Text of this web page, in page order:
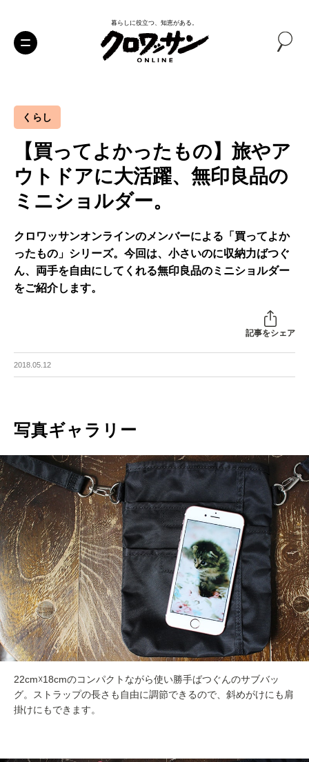
暮らしに役立つ、知恵がある。
くらし
【買ってよかったもの】旅やア
ウトドアに大活躍、無印良品の
ミニショルダー。
クロワッサンオンラインのメンバーによる「買ってよか
ったもの」シリーズ。今回は、小さいのに収納力ばつぐ
ん、両手を自由にしてくれる無印良品のミニショルダー
をご紹介します。
記事をシェア
2018.05.12
写真ギャラリー
22cm☓18cmのコンパクトながら使い勝手ばつぐんのサブバッ
グ。ストラップの長さも自由に調節できるので、斜めがけにも肩
掛けにもできます。